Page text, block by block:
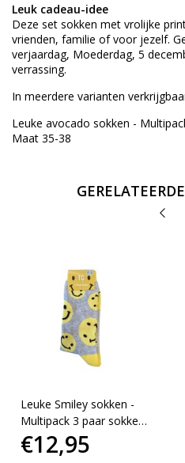
Leuk cadeau-idee
Deze set sokken met vrolijke
vrienden, familie of voor jezelf.
verjaardag, Moederdag, 5
verrassing.
In meerdere varianten
Leuke avocado sokken -
Maat 35-38
Leuke Smiley sokken -
Multipack 3 paar sokken
- Smile - Maat 43-46
€12,95